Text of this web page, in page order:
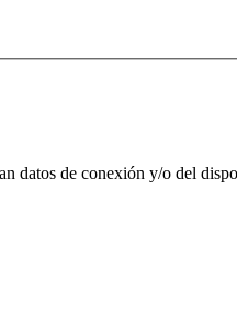
datos de conexión y/o del